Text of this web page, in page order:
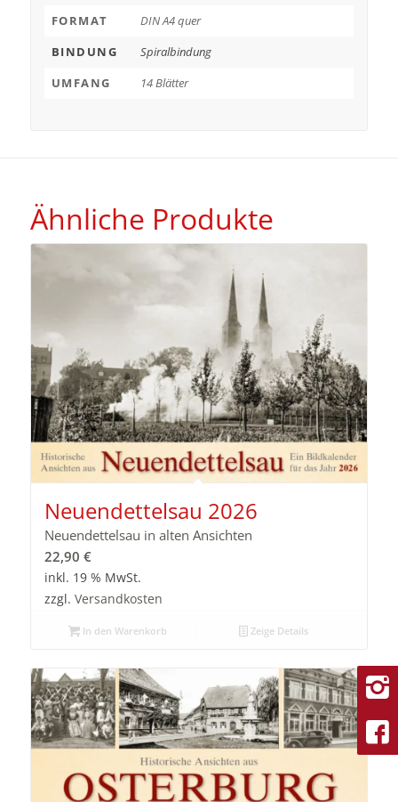
FORMAT
DIN A4 quer
BINDUNG
Spiralbindung
UMFANG
14 Blätter
Ähnliche Produkte
Neuendettelsau 2026
Neuendettelsau in alten Ansichten
22,90 €
inkl. 19 % MwSt.
zzgl. Versandkosten
In den Warenkorb Zeige Details